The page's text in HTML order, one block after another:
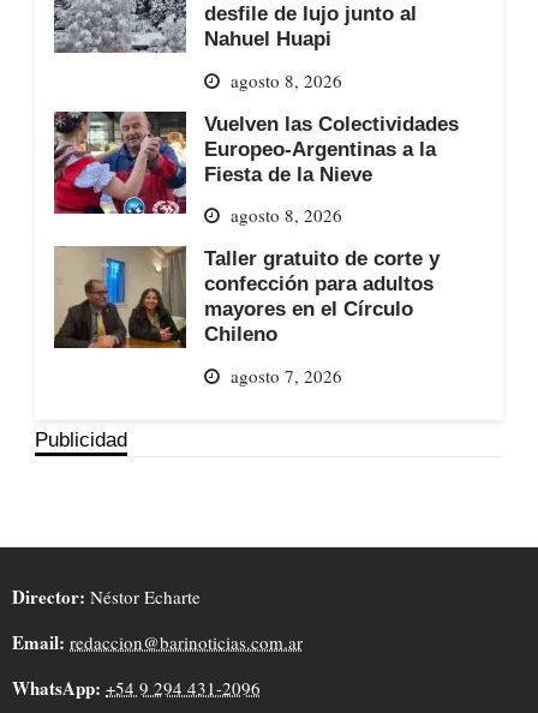
desfile de lujo junto al
Nahuel Huapi
agosto 8, 2026
Vuelven las Colectividades
Europeo-Argentinas a la
Fiesta de la Nieve
agosto 8, 2026
Taller gratuito de corte y
confección para adultos
mayores en el Círculo
Chileno
agosto 7, 2026
Publicidad
Director: Néstor Echarte
Email: redaccion@barinoticias.com.ar
WhatsApp: +54 9 294 431-2096